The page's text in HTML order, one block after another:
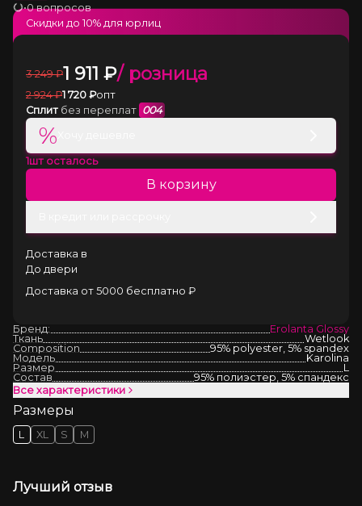
Загрузка
•0 вопросов
3 249 ₽1 911 ₽/ розница
2 924 ₽1 720 ₽опт
Сплит без переплат 004
%
1шт осталось
В корзину
Доставка в
До двери
Доставка от 5000 бесплатно ₽
Скидки до 10% для юрлиц
Бренд:
Erolanta Glossy
Ткань
Wetlook
Composition
95% polyester, 5% spandex
Модель
Karolina
Размер
L
Состав
95% полиэстер, 5% спандекс
Все характеристики
Размеры
L XL S M
Лучший отзыв